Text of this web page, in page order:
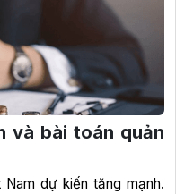
và bài toán quản
dự kiến tăng mạnh.